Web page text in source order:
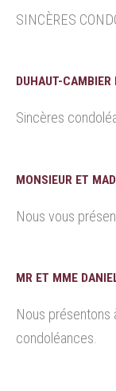
SINCÈRES
DUHAUT-
Sincères
MONSIEUR ET
Nous vous
MR ET MME
Nous présentons
condoléances.